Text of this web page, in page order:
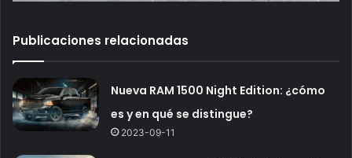
Publicaciones relacionadas
Nueva RAM 1500 Night Edition: ¿cómo
es y en qué se distingue?
2023-09-11